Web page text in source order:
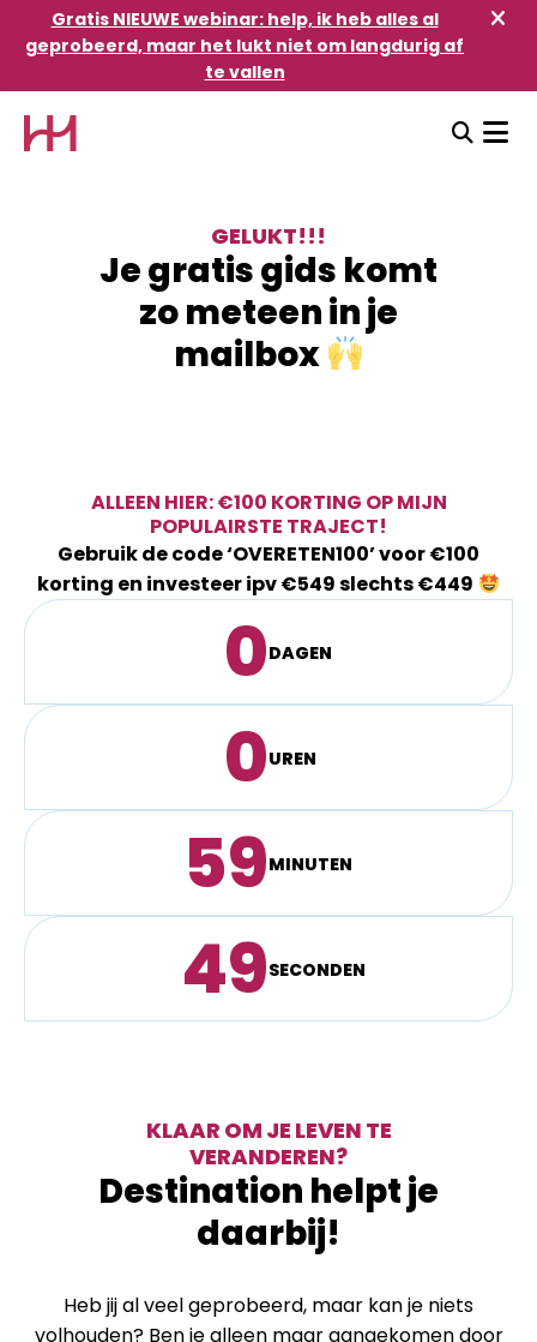
Gratis NIEUWE webinar: help, ik heb alles al
geprobeerd, maar het lukt niet om langdurig af
te vallen
GELUKT!!!
Je gratis gids komt
zo meteen in je
mailbox
ALLEEN HIER: €100 KORTING OP MIJN
POPULAIRSTE TRAJECT!
Gebruik de code ‘OVERETEN100’ voor €100
korting en investeer ipv €549 slechts €449
0DAGEN
0UREN
59MINUTEN
49SECONDEN
KLAAR OM JE LEVEN TE
VERANDEREN?
Destination helpt je
daarbij!
Heb jij al veel geprobeerd, maar kan je niets
volhouden? Ben je alleen maar aangekomen door